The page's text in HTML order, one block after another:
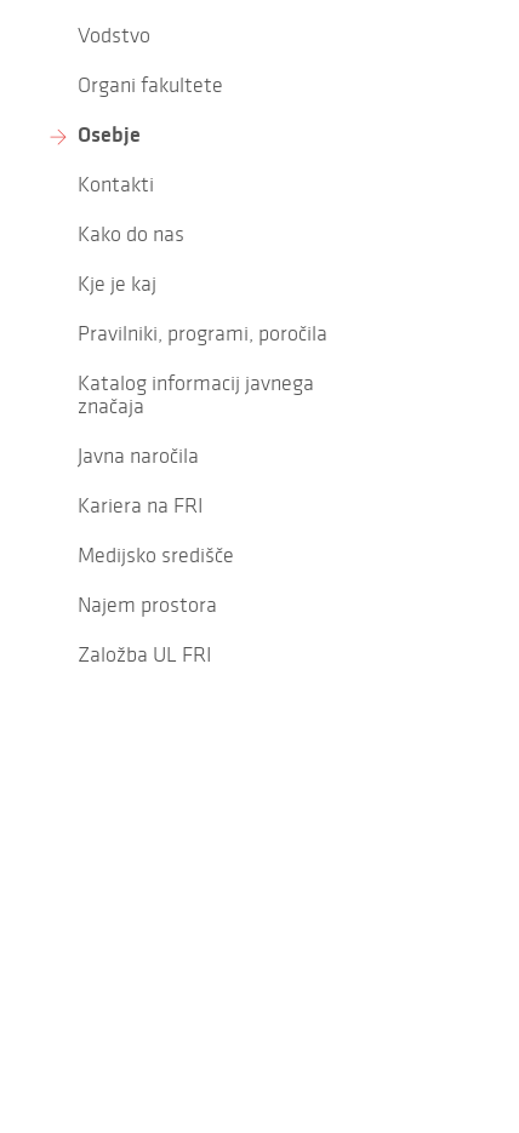
Vodstvo
Organi fakultete
Osebje
Kontakti
Kako do nas
Kje je kaj
Pravilniki, programi, poročila
Katalog informacij javnega
značaja
Javna naročila
Kariera na FRI
Medijsko središče
Najem prostora
Založba UL FRI